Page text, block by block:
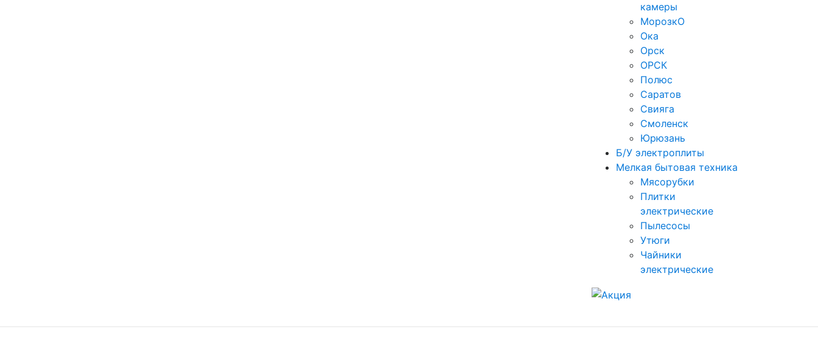
камеры
МорозкО
Ока
Орск
ОРСК
Полюс
Саратов
Свияга
Смоленск
Юрюзань
Б/У электроплиты
Мелкая бытовая техника
Мясорубки
Плитки
электрические
Пылесосы
Утюги
Чайники
электрические